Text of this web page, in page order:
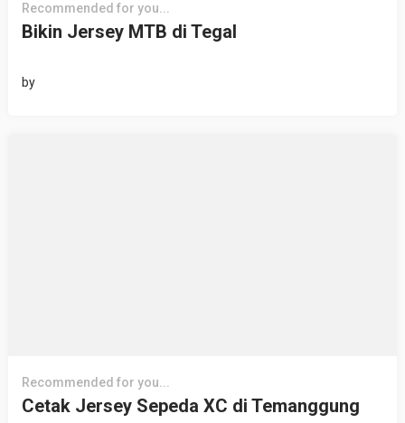
Recommended for you...
Bikin Jersey MTB di Tegal
by
Recommended for you...
Cetak Jersey Sepeda XC di Temanggung